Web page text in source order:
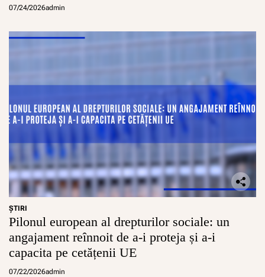
07/24/2026admin
ŞTIRI
Pilonul european al drepturilor sociale: un
angajament reînnoit de a-i proteja și a-i
capacita pe cetățenii UE
07/22/2026admin